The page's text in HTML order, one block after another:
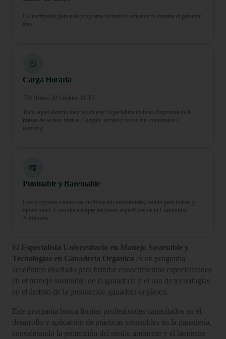
La inscripción para este programa formativo está abierta durante el presente
año.
Carga Horaria
750 Horas, 30 Créditos ECTS
Todo aquel alumno inscrito en este Especialista en línea dispondrá de 8
meses de acceso libre al Campus Virtual y todos sus
contenidos E-
learning.
Puntuable y Baremable
Este programa cuenta con certificación universitaria, válido para bolsas y
oposiciones. Consulta siempre las bases específicas de tu Comunidad
Autónoma.
El
Especialista Universitario en Manejo Sostenible y
Tecnologías en Ganadería Orgánica es un programa
académico diseñado para brindar conocimientos especializados
en el manejo sostenible de la ganadería y el uso de tecnologías
en el ámbito de la producción ganadera orgánica.
Este programa busca formar profesionales capacitados en el
desarrollo y aplicación de prácticas sostenibles en la ganadería,
considerando la protección del medio ambiente y el bienestar